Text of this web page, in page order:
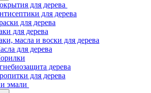
для дерева
для дерева
для дерева
для дерева
масла и воски для дерева
для дерева
дерева
для дерева
эмали